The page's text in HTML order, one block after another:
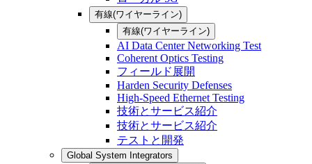
有線(ワイヤーライン)
有線(ワイヤーライン)
AI Data Center Networking Test
Coherent Optics Testing
フィールド展開
Harden Security Defenses
High-Speed Ethernet Testing
技術とサービス紹介
技術とサービス紹介
テストと開発
Global System Integrators